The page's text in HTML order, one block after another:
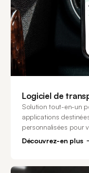
Logiciel de
Solution tout-en-un
applications
personnalisées pour
répartition et
Découvrez-en plus